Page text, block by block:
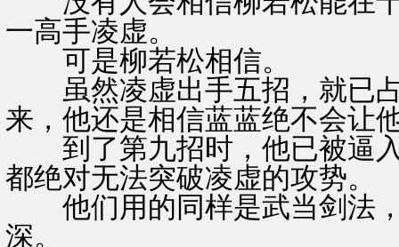
一高手凌虚。
可是柳若松相信。
虽然凌虚出手五招，就已占
来，他还是相信蓝蓝绝不会让
到了第九招时，他已被逼入
都绝对无法突破凌虚的攻势。
他们用的同样是武当剑法，
深。